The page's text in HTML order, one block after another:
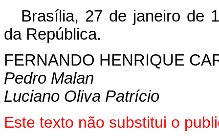
Brasília, 27 de janeiro de
da República.
FERNANDO HENRIQUE
Pedro Malan
Luciano Oliva Patrício
Este texto não substitui o